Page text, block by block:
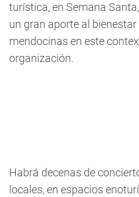
turística, en Semana
un gran aporte al
mendocinas en este
organización.
Habrá decenas de
locales, en espacios